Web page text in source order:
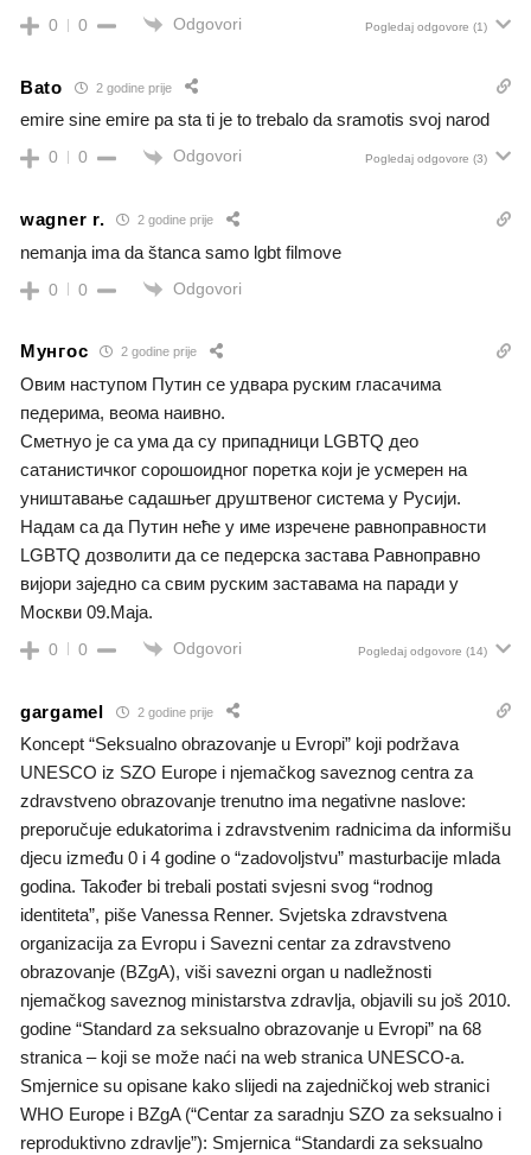
0 0 Odgovori Pogledaj odgovore (1)
Bato 2 godine prije
emire sine emire pa sta ti je to trebalo da sramotis svoj narod
0 0 Odgovori Pogledaj odgovore (3)
wagner r. 2 godine prije
nemanja ima da štanca samo lgbt filmove
0 0 Odgovori
Мунгос 2 godine prije
Овим наступом Путин се удвара руским гласачима
педерима, веома наивно.
Сметнуо је са ума да су припадници LGBTQ део
сатанистичког сорошоидног поретка који је усмерен на
уништавање садашњег друштвеног система у Русији.
Надам са да Путин неће у име изречене равноправности
LGBTQ дозволити да се педерска застава Равноправно
вијори заједно са свим руским заставама на паради у
Москви 09.Маја.
0 0 Odgovori Pogledaj odgovore (14)
gargamel 2 godine prije
Koncept “Seksualno obrazovanje u Evropi” koji podržava
UNESCO iz SZO Europe i njemačkog saveznog centra za
zdravstveno obrazovanje trenutno ima negativne naslove:
preporučuje edukatorima i zdravstvenim radnicima da informišu
djecu između 0 i 4 godine o “zadovoljstvu” masturbacije mlada
godina. Također bi trebali postati svjesni svog “rodnog
identiteta”, piše Vanessa Renner. Svjetska zdravstvena
organizacija za Evropu i Savezni centar za zdravstveno
obrazovanje (BZgA), viši savezni organ u nadležnosti
njemačkog saveznog ministarstva zdravlja, objavili su još 2010.
godine “Standard za seksualno obrazovanje u Evropi” na 68
stranica – koji se može naći na web stranica UNESCO-a.
Smjernice su opisane kako slijedi na zajedničkoj web stranici
WHO Europe i BZgA (“Centar za saradnju SZO za seksualno i
reproduktivno zdravlje”): Smjernica “Standardi za seksualno